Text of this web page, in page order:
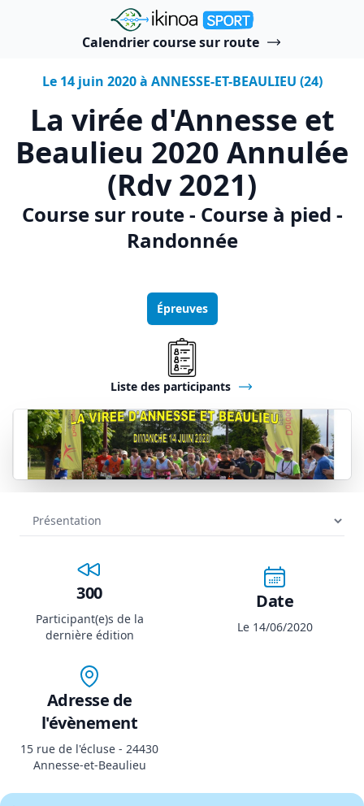
"Ikinoa Sport"
Calendrier course sur route
Le 14 juin 2020 à ANNESSE-ET-BEAULIEU (24)
La virée d'Annesse et
Beaulieu 2020 Annulée
(Rdv 2021)
Course sur route - Course à pied -
Randonnée
Épreuves
Liste des participants
300
Participant(e)s de la
dernière édition
Date
Le 14/06/2020
Adresse de
l'évènement
15 rue de l'écluse - 24430
Annesse-et-Beaulieu